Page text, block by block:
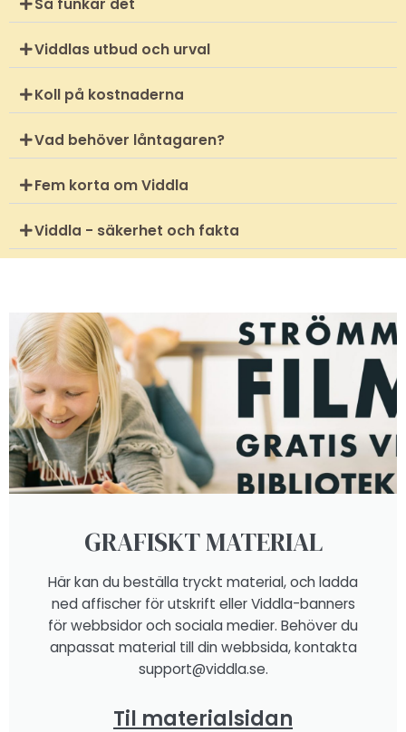
Så funkar det
Viddlas utbud och urval
Koll på kostnaderna
Vad behöver låntagaren?
Fem korta om Viddla
Viddla - säkerhet och fakta
GRAFISKT MATERIAL
Här kan du beställa tryckt material, och ladda
ned affischer för utskrift eller Viddla-banners
för webbsidor och sociala medier. Behöver du
anpassat material till din webbsida, kontakta
support@viddla.se.
Til materialsidan